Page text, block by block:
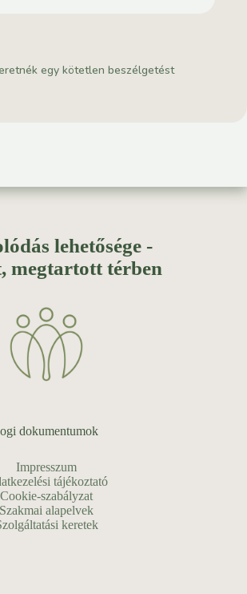
egy kötetlen beszélgetést
lehetősége -
megtartott térben
dokumentumok
Impresszum
tájékoztató
Cookie-szabályzat
Szakmai alapelvek
keretek